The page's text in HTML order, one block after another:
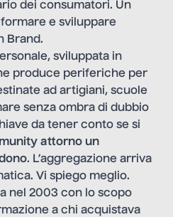
dei consumatori. Un
e sviluppare
Brand.
sviluppata in
produce periferiche per
ad artigiani, scuole
senza ombra di dubbio
da tener conto se si
attorno un
. L’aggregazione arriva
Vi spiego meglio.
nel 2003 con lo scopo
a chi acquistava